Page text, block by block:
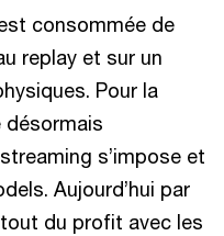
consommée de
replay et sur un
Pour la
désormais
s’impose et
Aujourd’hui par
du profit avec les